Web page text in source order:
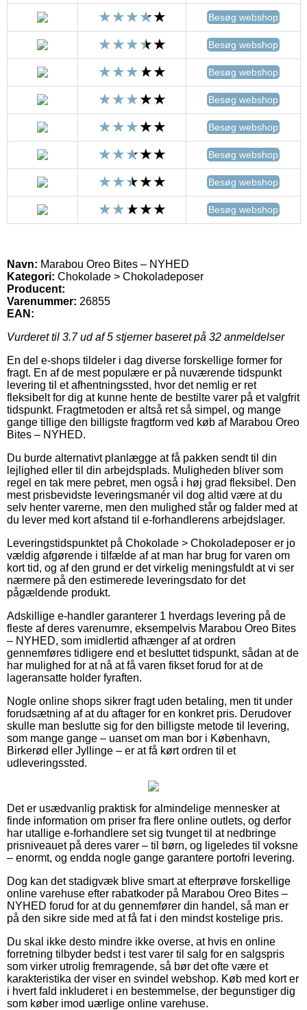
Besøg webshop
Besøg webshop
Besøg webshop
Besøg webshop
Besøg webshop
Besøg webshop
Besøg webshop
Besøg webshop
Navn: Marabou Oreo Bites – NYHED
Kategori: Chokolade > Chokoladeposer
Producent:
Varenummer: 26855
EAN:
Vurderet til 3.7ud af 5 stjerner baseret på 32 anmeldelser
En del e-shops tildeler i dag diverse forskellige former for
fragt. En af de mest populære er på nuværende tidspunkt
levering til et afhentningssted, hvor det nemlig er ret
fleksibelt for dig at kunne hente de bestilte varer på et valgfrit
tidspunkt. Fragtmetoden er altså ret så simpel, og mange
gange tillige den billigste fragtform ved køb af Marabou Oreo
Bites – NYHED.
Du burde alternativt planlægge at få pakken sendt til din
lejlighed eller til din arbejdsplads. Muligheden bliver som
regel en tak mere pebret, men også i høj grad fleksibel. Den
mest prisbevidste leveringsmanér vil dog altid være at du
selv henter varerne, men den mulighed står og falder med at
du lever med kort afstand til e-forhandlerens arbejdslager.
Leveringstidspunktet på Chokolade > Chokoladeposer er jo
vældig afgørende i tilfælde af at man har brug for varen om
kort tid, og af den grund er det virkelig meningsfuldt at vi ser
nærmere på den estimerede leveringsdato for det
pågældende produkt.
Adskillige e-handler garanterer 1 hverdags levering på de
fleste af deres varenumre, eksempelvis Marabou Oreo Bites
– NYHED, som imidlertid afhænger af at ordren
gennemføres tidligere end et besluttet tidspunkt, sådan at de
har mulighed for at nå at få varen fikset forud for at de
lageransatte holder fyraften.
Nogle online shops sikrer fragt uden betaling, men tit under
forudsætning af at du aftager for en konkret pris. Derudover
skulle man beslutte sig for den billigste metode til levering,
som mange gange – uanset om man bor i København,
Birkerød eller Jyllinge – er at få kørt ordren til et
udleveringssted.
Det er usædvanlig praktisk for almindelige mennesker at
finde information om priser fra flere online outlets, og derfor
har utallige e-forhandlere set sig tvunget til at nedbringe
prisniveauet på deres varer – til børn, og ligeledes til voksne
– enormt, og endda nogle gange garantere portofri levering.
Dog kan det stadigvæk blive smart at efterprøve forskellige
online varehuse efter rabatkoder på Marabou Oreo Bites –
NYHED forud for at du gennemfører din handel, så man er
på den sikre side med at få fat i den mindst kostelige pris.
Du skal ikke desto mindre ikke overse, at hvis en online
forretning tilbyder bedst i test varer til salg for en salgspris
som virker utrolig fremragende, så bør det ofte være et
karakteristika der viser en svindel webshop. Køb med kort er
i hvert fald inkluderet i en bestemmelse, der begunstiger dig
som køber imod uærlige online varehuse.